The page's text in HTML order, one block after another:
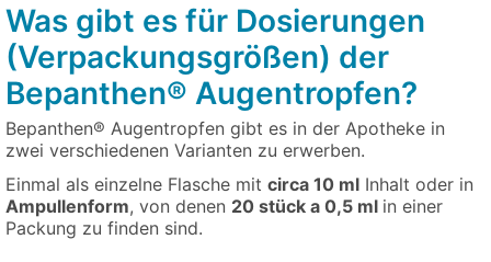
Was gibt es für Dosierungen
(Verpackungsgrößen) der
Bepanthen® Augentropfen?
Bepanthen® Augentropfen gibt es in der Apotheke in
zwei verschiedenen Varianten zu erwerben.
Einmal als einzelne Flasche mit circa 10 ml Inhalt oder in
Ampullenform, von denen 20 stück a 0,5 ml in einer
Packung zu finden sind.